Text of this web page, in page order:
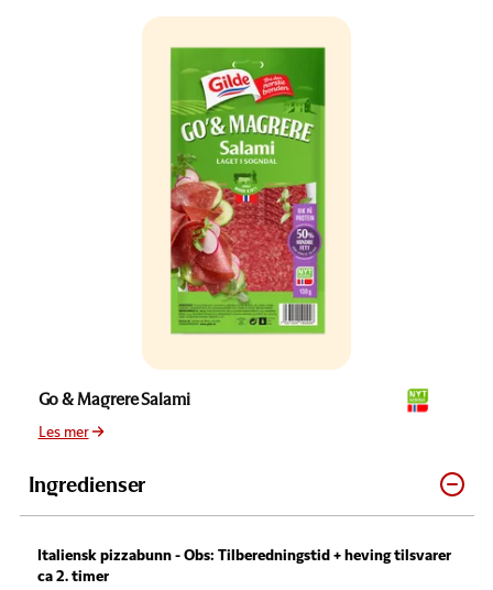
Go & Magrere Salami
Les mer
Ingredienser
Italiensk pizzabunn - Obs: Tilberedningstid + heving tilsvarer
ca 2. timer